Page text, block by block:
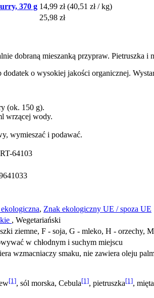
370 g 14,99 zł (40,51 zł / kg)
25,98 zł
dobraną mieszanką przypraw. Pietruszka i
o wysokiej jakości organicznej.
(ok. 150 g).
wrzącej wody.
wymieszać i podawać.
64103
, Znak ekologiczny UE / spoza UE
, Wegetariański
ziemne, F - soja, G - mleko, H - orzechy,
w chłodnym i suchym miejscu
wzmacniaczy smaku, nie zawiera oleju
[1], sól morska, Cebula[1], pietruszka[1], mięta